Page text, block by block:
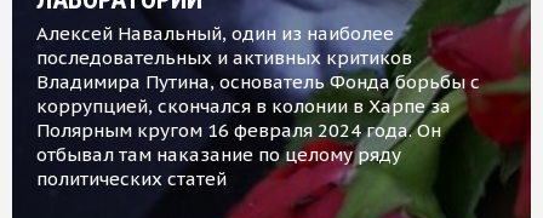
Алексей Навальный, один из наиболее
последовательных и активных критиков
Владимира Путина, основатель Фонда борьбы с
коррупцией, скончался в колонии в Харпе за
Полярным кругом 16 февраля 2024 года. Он
отбывал там наказание по целому ряду
политических статей